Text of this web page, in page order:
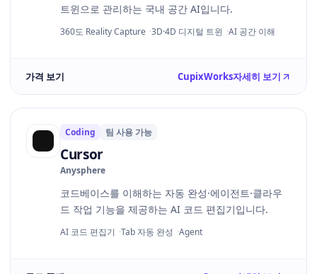
트윈으로 관리하는 국내 공간 AI입니다.
360도 Reality Capture 3D·4D 디지털 트윈 AI 공간 이해
가격 보기 CupixWorks자세히 보기
Coding 팀 사용 가능
Cursor
Anysphere
코드베이스를 이해하는 자동 완성·에이전트·클라우
드 작업 기능을 제공하는 AI 코드 편집기입니다.
AI 코드 편집기 Tab 자동 완성 Agent